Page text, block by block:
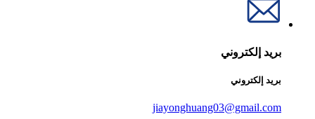
بريد إلكتروني
بريد إلكتروني
jiayonghuang03@gmail.com